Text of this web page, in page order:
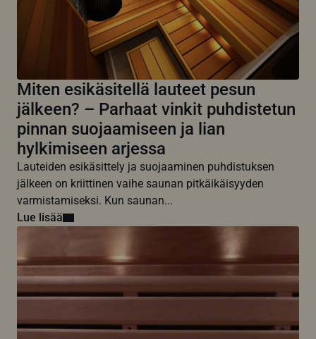
Miten esikäsitellä lauteet pesun
jälkeen? – Parhaat vinkit puhdistetun
pinnan suojaamiseen ja lian
hylkimiseen arjessa
Lauteiden esikäsittely ja suojaaminen puhdistuksen
jälkeen on kriittinen vaihe saunan pitkäikäisyyden
varmistamiseksi. Kun saunan...
Lue lisää